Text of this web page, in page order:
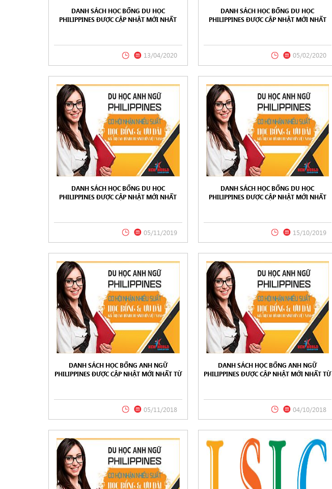
DANH SÁCH HỌC BỔNG DU HỌC
PHILIPPINES ĐƯỢC CẬP NHẬT MỚI NHẤT
13/04/2020
DANH SÁCH HỌC BỔNG DU HỌC
PHILIPPINES ĐƯỢC CẬP NHẬT MỚI NHẤT
05/02/2020
DANH SÁCH HỌC BỔNG DU HỌC
PHILIPPINES ĐƯỢC CẬP NHẬT MỚI NHẤT
05/11/2019
DANH SÁCH HỌC BỔNG DU HỌC
PHILIPPINES ĐƯỢC CẬP NHẬT MỚI NHẤT
15/10/2019
DANH SÁCH HỌC BỔNG ANH NGỮ
PHILIPPINES ĐƯỢC CẬP NHẬT MỚI NHẤT TỪ
05/11/2018
DANH SÁCH HỌC BỔNG ANH NGỮ
PHILIPPINES ĐƯỢC CẬP NHẬT MỚI NHẤT TỪ
04/10/2018